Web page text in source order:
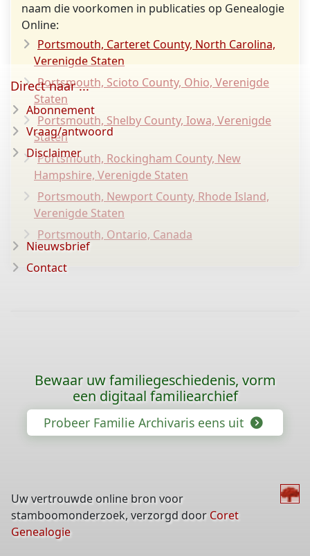
naam die voorkomen in publicaties op Genealogie
Online:
Portsmouth, Carteret County, North Carolina,
Verenigde Staten
Portsmouth, Scioto County, Ohio, Verenigde
Staten
Portsmouth, Shelby County, Iowa, Verenigde
Staten
Portsmouth, Rockingham County, New
Hampshire, Verenigde Staten
Portsmouth, Newport County, Rhode Island,
Verenigde Staten
Portsmouth, Ontario, Canada
Direct naar ...
Abonnement
Vraag/antwoord
Disclaimer
Nieuwsbrief
Contact
Bewaar uw familiegeschiedenis, vorm
een digitaal familiearchief
Probeer Familie Archivaris eens uit
Uw vertrouwde online bron voor
stamboomonderzoek, verzorgd door Coret
Genealogie